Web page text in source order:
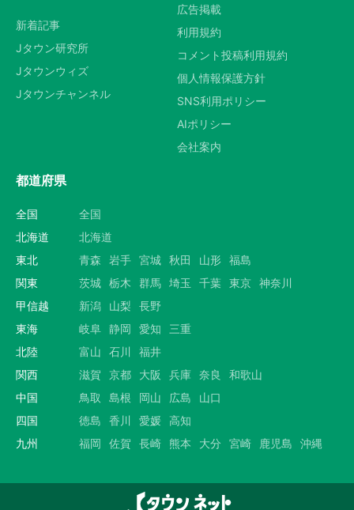
新着記事
Jタウン研究所
Jタウンウィズ
Jタウンチャンネル
広告掲載
利用規約
コメント投稿利用規約
個人情報保護方針
SNS利用ポリシー
AIポリシー
会社案内
都道府県
全国
全国
北海道
北海道
東北
青森 岩手 宮城 秋田 山形 福島
関東
茨城 栃木 群馬 埼玉 千葉 東京 神奈川
甲信越
新潟 山梨
長野
東海
岐阜 静岡 愛知
三重
北陸
富山 石川
福井
関西
滋賀 京都 大阪 兵庫 奈良
和歌山
中国
鳥取 島根 岡山 広島
山口
四国
徳島 香川 愛媛 高知
九州
福岡 佐賀 長崎 熊本 大分 宮崎 鹿児島 沖縄